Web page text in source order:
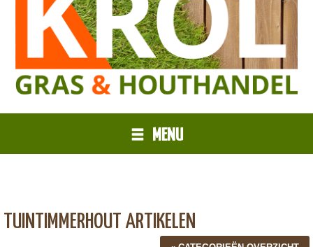
MENU
TUINTIMMERHOUT ARTIKELEN